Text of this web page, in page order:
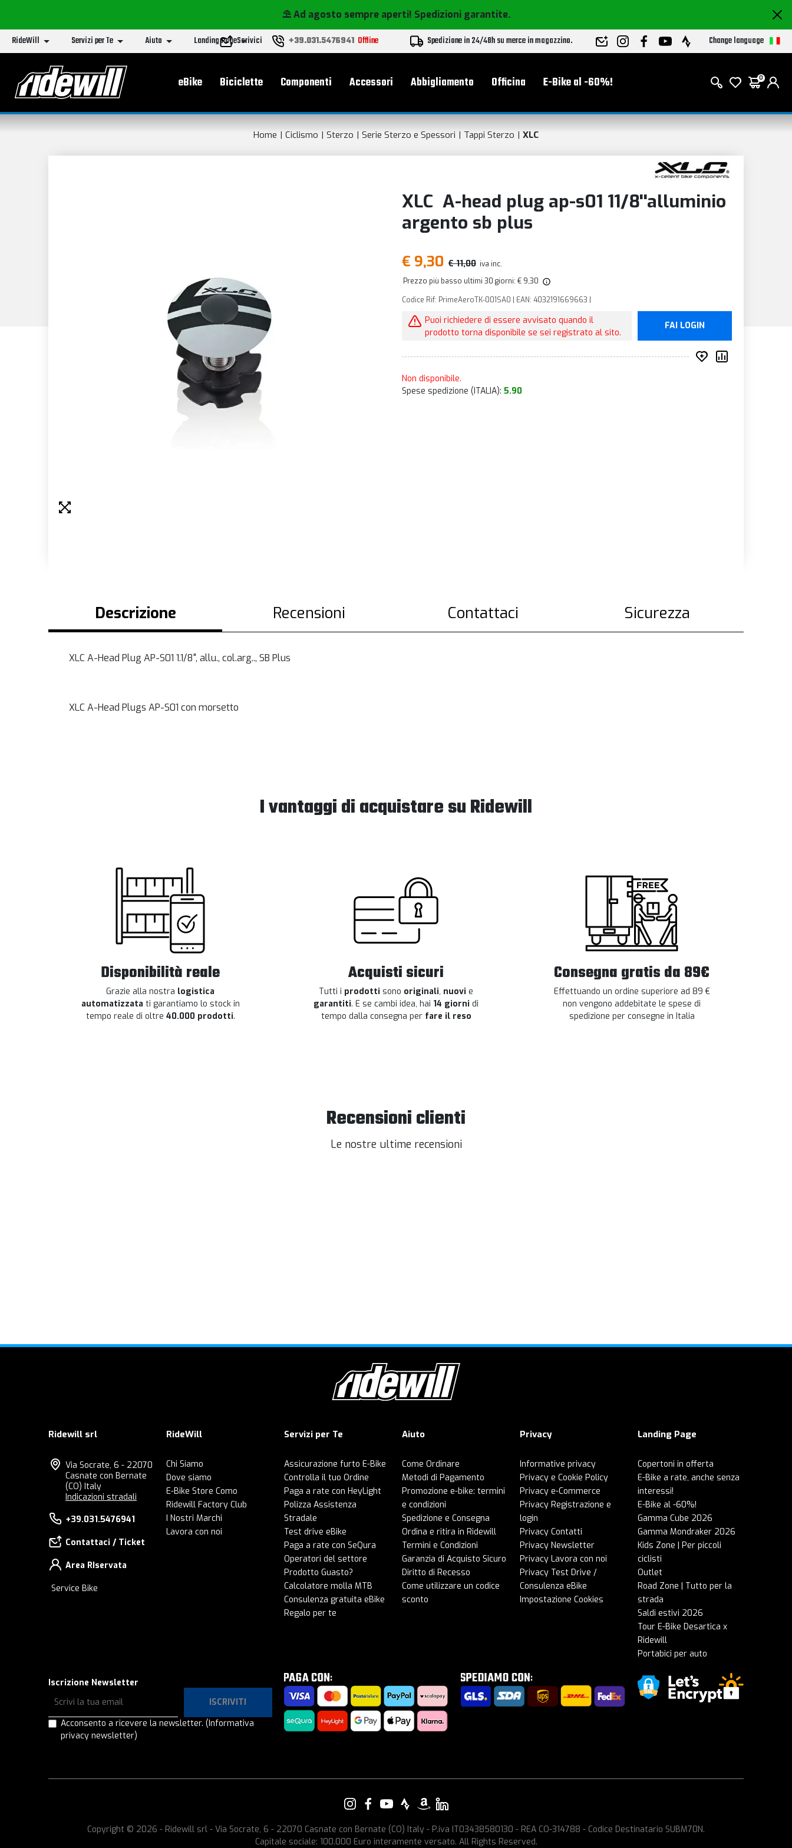
⛱️ Ad agosto sempre aperti! Spedizioni garantite.
RideWill Servizi per Te Aiuto Landing PageScrivici +39.031.5476941 Offline Spedizione in 24/48h su merce in magazzino. Change language
Menu principale
eBike Biciclette Componenti Accessori Abbigliamento Officina E-Bike al -60%! 0
XLC A-head plug ap-s01 11/8''alluminio
argento sb plus
€ 9,30 € 11,00 iva inc.
Prezzo più basso ultimi 30 giorni: € 9,30
Codice Rif: PrimeAeroTK-001SA0 | EAN: 4032191669663 |
Puoi richiedere di essere avvisato quando il
prodotto torna disponibile se sei registrato al sito.
FAI LOGIN
Inserisci nei
Non disponibile.
Spese spedizione (ITALIA): 5.90
Home Ciclismo Sterzo Serie Sterzo e Spessori Tappi Sterzo XLC
Descrizione Recensioni Contattaci Sicurezza
XLC A-Head Plug AP-S01 1.1/8", allu., col.arg.., SB Plus
XLC A-Head Plugs AP-S01 con morsetto
I vantaggi di acquistare su Ridewill
Disponibilità reale
Grazie alla nostra logistica
automatizzata ti garantiamo lo stock in
tempo reale di oltre 40.000 prodotti.
Acquisti sicuri
Tutti i prodotti sono originali, nuovi e
garantiti. E se cambi idea, hai 14 giorni di
tempo dalla consegna per fare il reso
Consegna gratis da 89€
Effettuando un ordine superiore ad 89 €
non vengono addebitate le spese di
spedizione per consegne in Italia
Recensioni clienti
Le nostre ultime recensioni
Ridewill srl
Via Socrate, 6 - 22070
Casnate con Bernate
(CO) Italy
Indicazioni stradali
+39.031.5476941
Contattaci / Ticket
Area RIservata
Service Bike
RideWill
Chi Siamo
Dove siamo
E-Bike Store Como
Ridewill Factory Club
I Nostri Marchi
Lavora con noi
Servizi per Te
Assicurazione furto E-Bike
Controlla il tuo Ordine
Paga a rate con HeyLight
Polizza Assistenza
Stradale
Test drive eBike
Paga a rate con SeQura
Operatori del settore
Prodotto Guasto?
Calcolatore molla MTB
Consulenza gratuita eBike
Regalo per te
Aiuto
Come Ordinare
Metodi di Pagamento
Promozione e-bike: termini
e condizioni
Spedizione e Consegna
Ordina e ritira in Ridewill
Termini e Condizioni
Garanzia di Acquisto Sicuro
Diritto di Recesso
Come utilizzare un codice
sconto
Privacy
Informative privacy
Privacy e Cookie Policy
Privacy e-Commerce
Privacy Registrazione e
login
Privacy Contatti
Privacy Newsletter
Privacy Lavora con noi
Privacy Test Drive /
Consulenza eBike
Impostazione Cookies
Landing Page
Copertoni in offerta
E-Bike a rate, anche senza
interessi!
E-Bike al -60%!
Gamma Cube 2026
Gamma Mondraker 2026
Kids Zone | Per piccoli
ciclisti
Outlet
Road Zone | Tutto per la
strada
Saldi estivi 2026
Tour E-Bike Desartica x
Ridewill
Portabici per auto
Iscrizione Newsletter
ISCRIVITI
Acconsento a ricevere la newsletter. (Informativa
privacy newsletter)
Copyright © 2026 - Ridewill srl - Via Socrate, 6 - 22070 Casnate con Bernate (CO) Italy - P.iva IT03438580130 - REA CO-314788 - Codice Destinatario SUBM70N.
Capitale sociale: 100.000 Euro interamente versato. All Rights Reserved.